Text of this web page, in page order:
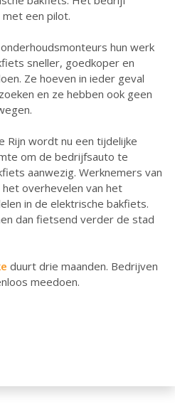
een pilot.
hun werk
sneller, goedkoper en
Ze hoeven in ieder geval
en ze hebben ook geen
Rijn wordt nu een tijdelijke
om de bedrijfsauto te
aanwezig. Werknemers van
overhevelen van het
in de elektrische bakfiets.
dan fietsend verder de stad
duurt drie maanden. Bedrijven
meedoen.